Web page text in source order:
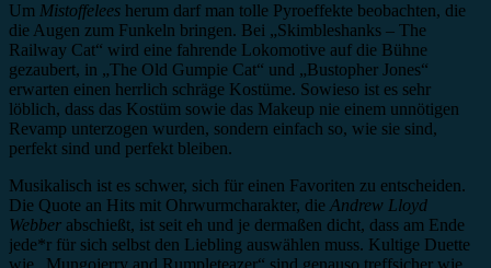
Um Mistoffelees herum darf man tolle Pyroeffekte beobachten, die
die Augen zum Funkeln bringen. Bei „Skimbleshanks – The
Railway Cat“ wird eine fahrende Lokomotive auf die Bühne
gezaubert, in „The Old Gumpie Cat“ und „Bustopher Jones“
erwarten einen herrlich schräge Kostüme. Sowieso ist es sehr
löblich, dass das Kostüm sowie das Makeup nie einem unnötigen
Revamp unterzogen wurden, sondern einfach so, wie sie sind,
perfekt sind und perfekt bleiben.
Musikalisch ist es schwer, sich für einen Favoriten zu entscheiden.
Die Quote an Hits mit Ohrwurmcharakter, die Andrew Lloyd
Webber abschießt, ist seit eh und je dermaßen dicht, dass am Ende
jede*r für sich selbst den Liebling auswählen muss. Kultige Duette